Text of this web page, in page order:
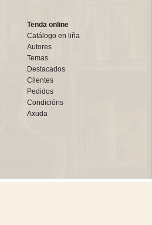
Tenda online
Catálogo en liña
Autores
Temas
Destacados
Clientes
Pedidos
Condicións
Axuda